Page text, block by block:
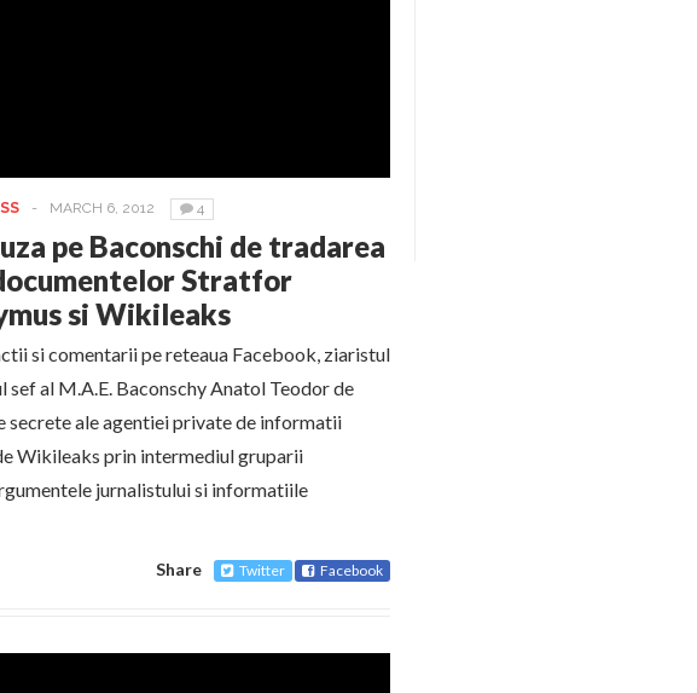
- MARCH 6, 2012 4
pe Baconschi de tradarea
Stratfor
si Wikileaks
si comentarii pe reteaua Facebook, ziaristul
sef al M.A.E. Baconschy Anatol Teodor de
secrete ale agentiei private de informatii
Wikileaks prin intermediul gruparii
jurnalistului si informatiile
Share Twitter Facebook